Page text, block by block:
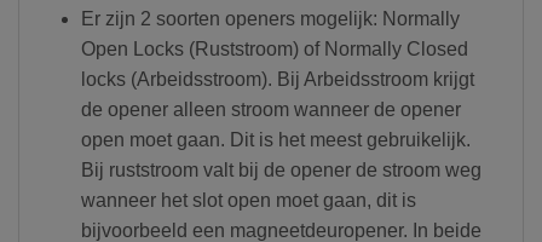
Er zijn 2 soorten openers mogelijk: Normally
Open Locks (Ruststroom) of Normally Closed
locks (Arbeidsstroom). Bij Arbeidsstroom krijgt
de opener alleen stroom wanneer de opener
open moet gaan. Dit is het meest gebruikelijk.
Bij ruststroom valt bij de opener de stroom weg
wanneer het slot open moet gaan, dit is
bijvoorbeeld een magneetdeuropener. In beide